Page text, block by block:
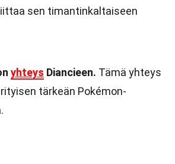
sen timantinkaltaiseen
yhteys Diancieen. Tämä yhteys
tärkeän Pokémon-